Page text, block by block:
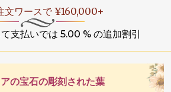
文ワースで ¥160,000+
支払いでは 5.00 % の追加割引
の宝石の彫刻された葉